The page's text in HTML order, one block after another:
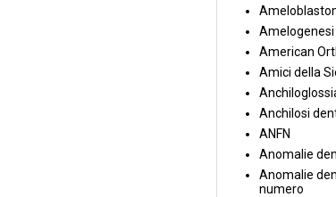
American
Amici della
Anchilosi
ANFN
Anomalie
Anomalie
numero